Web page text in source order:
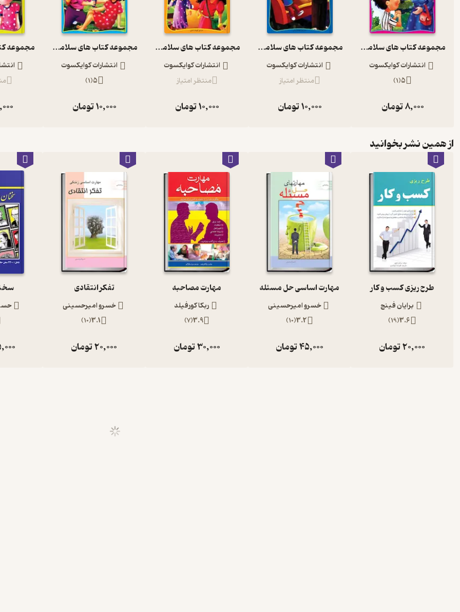
مجموعه کتاب های سلامت اجتماعی، با ادب باشیم
انتشارات کوایکسوت
5
(
1
)
8,000تومان
مجموعه کتاب های سلامت عاطفی و احساسی، چرا بترسیم
انتشارات کوایکسوت
منتظر امتیاز
10,000تومان
مجموعه کتاب های سلامت اجتماعی، همه چیز زیباست
انتشارات کوایکسوت
منتظر امتیاز
10,000تومان
مجموعه کتاب های سلامت اجتماعی، به دیگران کمک کنیم
انتشارات کوایکسوت
5
(
1
)
10,000تومان
از همین نشر بخوانید
طرح ریزی کسب و کار
برایان فینچ
3.6
(
19
)
20,000تومان
مهارت اساسی حل مسئله
خسرو امیرحسینی
3.2
(
10
)
45,000تومان
مهارت مصاحبه
ربکا کورفیلد
3.9
(
7
)
30,000تومان
تفکر انتقادی
خسرو امیرحسینی
3.1
(
10
)
20,000تومان